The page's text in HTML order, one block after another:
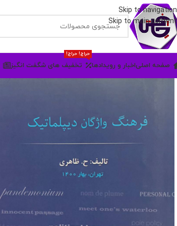
Skip to navigation
Skip to main content
صفحه اصلیاخبار و رویدادها تخفیف های شگفت انگیز
حراج! حراج!